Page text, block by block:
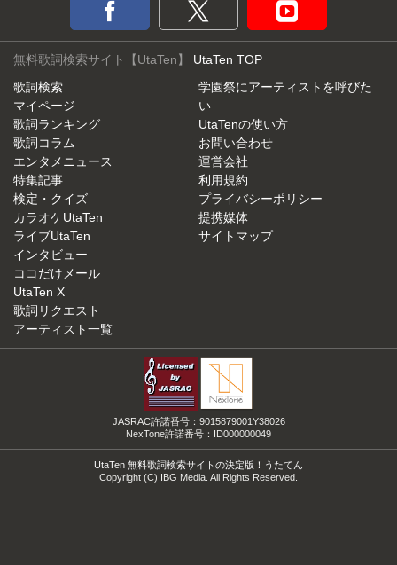
無料歌詞検索サイト【UtaTen】 UtaTen TOP
歌詞検索
マイページ
歌詞ランキング
歌詞コラム
エンタメニュース
特集記事
検定・クイズ
カラオケUtaTen
ライブUtaTen
インタビュー
ココだけメール
UtaTen X
歌詞リクエスト
アーティスト一覧
学園祭にアーティストを呼びた
い
UtaTenの使い方
お問い合わせ
運営会社
利用規約
プライバシーポリシー
提携媒体
サイトマップ
JASRAC許諾番号：9015879001Y38026
NexTone許諾番号：ID000000049
UtaTen 無料歌詞検索サイトの決定版！うたてん
Copyright (C) IBG Media. All Rights Reserved.